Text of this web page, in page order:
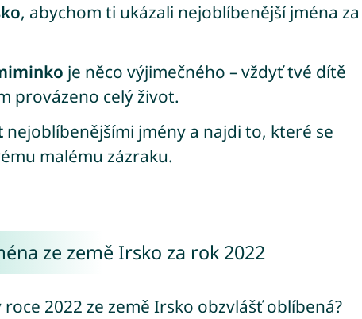
, abychom ti ukázali nejoblíbenější jména za
je něco výjimečného – vždyť tvé dítě
provázeno celý život.
nejoblíbenějšími jmény a najdi to, které se
malému zázraku.
ze země Irsko za rok 2022
2022 ze země Irsko obzvlášť oblíbená?